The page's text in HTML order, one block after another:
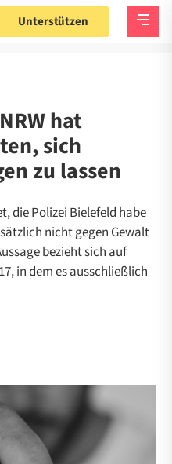
Unterstützen
hat
sich
zu lassen
die Polizei Bielefeld habe
nicht gegen Gewalt
bezieht sich auf
in dem es ausschließlich